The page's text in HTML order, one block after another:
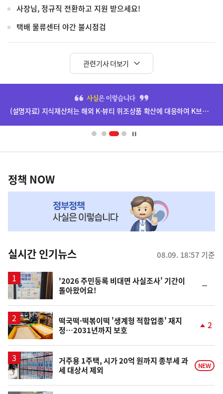
사장님, 정규직 전환하고 지원 받으세요!
택배 물류센터 야간 불시점검
관련기사 더보기
배
영
(설명자료) 지식재산처는 해외 K-뷰티 위조상품 확산에 대응하여 K브랜드 정부인증, 유통차단, 국제공조까지 K-브랜드 보호를 강화하고 있습니다.
책
NOW,
뉴
스
정책 NOW
실시간 인기뉴스 08.09. 18:57 기준
'2026 주민등록 비대면 사실조사' 기간이
돌아왔어요!
일
떡국떡·떡볶이떡 '생계형 적합업종' 재지
정…2031년까지 보호
승
2
거주용 1주택, 시가 20억 원까지 종부세 과
세 대상서 제외
NEW